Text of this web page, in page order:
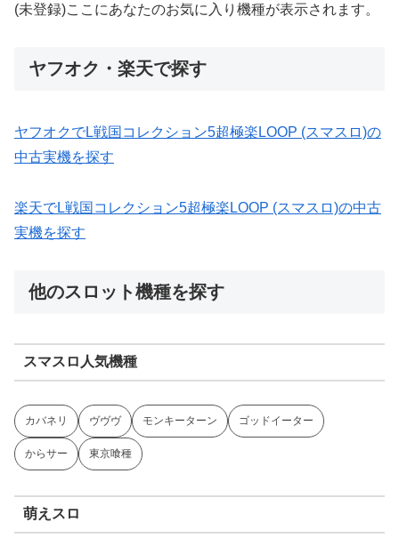
(未登録)ここにあなたのお気に入り機種が表示されます。
ヤフオク・楽天で探す
ヤフオクでL戦国コレクション5超極楽LOOP (スマスロ)の
中古実機を探す
楽天でL戦国コレクション5超極楽LOOP (スマスロ)の中古
実機を探す
他のスロット機種を探す
スマスロ人気機種
カバネリ ヴヴヴ モンキーターン ゴッドイーター
からサー 東京喰種
萌えスロ